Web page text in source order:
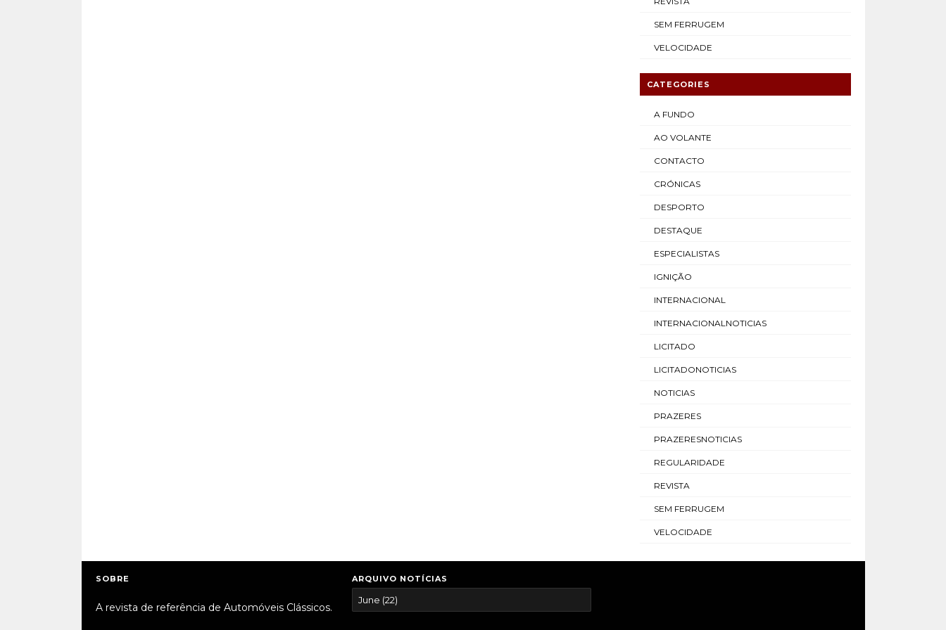
SEM FERRUGEM
VELOCIDADE
CATEGORIES
A FUNDO
AO VOLANTE
CONTACTO
CRÓNICAS
DESPORTO
DESTAQUE
ESPECIALISTAS
IGNIÇÃO
INTERNACIONAL
INTERNACIONALNOTICIAS
LICITADO
LICITADONOTICIAS
NOTICIAS
PRAZERES
PRAZERESNOTICIAS
REGULARIDADE
REVISTA
SEM FERRUGEM
VELOCIDADE
SOBRE
A revista de referência de Automóveis Clássicos.
ARQUIVO NOTÍCIAS